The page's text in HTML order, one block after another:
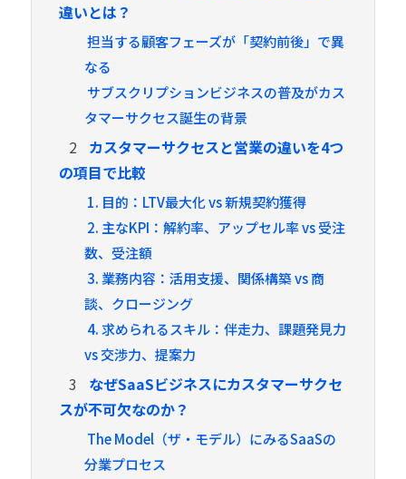
違いとは？
担当する顧客フェーズが「契約前後」で異
なる
サブスクリプションビジネスの普及がカス
タマーサクセス誕生の背景
2
カスタマーサクセスと営業の違いを4つ
の項目で比較
1. 目的：LTV最大化 vs 新規契約獲得
2. 主なKPI：解約率、アップセル率 vs 受注
数、受注額
3. 業務内容：活用支援、関係構築 vs 商
談、クロージング
4. 求められるスキル：伴走力、課題発見力
vs 交渉力、提案力
3
なぜSaaSビジネスにカスタマーサクセ
スが不可欠なのか？
The Model（ザ・モデル）にみるSaaSの
分業プロセス